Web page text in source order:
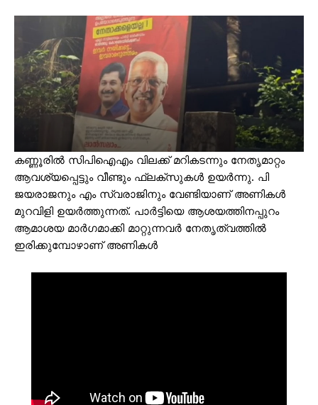
കണ്ണൂരിൽ സിപിഐഎം വിലക്ക് മറികടന്നും നേതൃമാറ്റം
ആവശ്യപ്പെട്ടും വീണ്ടും ഫ്ലക്സുകൾ ഉയർന്നു. പി
ജയരാജനും എം സ്വരാജിനും വേണ്ടിയാണ് അണികൾ
മുറവിളി ഉയർത്തുന്നത്. പാർട്ടിയെ ആശയത്തിനപ്പുറം
ആമാശയ മാർഗമാക്കി മാറ്റുന്നവർ നേതൃത്വത്തിൽ
ഇരിക്കുമ്പോഴാണ് അണികൾ